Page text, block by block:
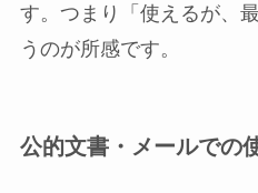
す。つまり「使えるが、
うのが所感です。
公的文書・メールでの